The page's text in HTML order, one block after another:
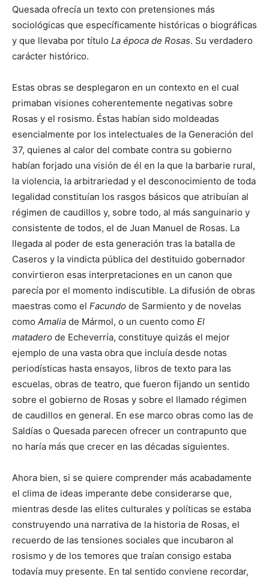
Quesada ofrecía un texto con pretensiones más
sociológicas que específicamente históricas o biográficas
y que llevaba por título La época de Rosas. Su verdadero
carácter histórico.
Estas obras se desplegaron en un contexto en el cual
primaban visiones coherentemente negativas sobre
Rosas y el rosismo. Éstas habían sido moldeadas
esencialmente por los intelectuales de la Generación del
37, quienes al calor del combate contra su gobierno
habían forjado una visión de él en la que la barbarie rural,
la violencia, la arbitrariedad y el desconocimiento de toda
legalidad constituían los rasgos básicos que atribuían al
régimen de caudillos y, sobre todo, al más sanguinario y
consistente de todos, el de Juan Manuel de Rosas. La
llegada al poder de esta generación tras la batalla de
Caseros y la vindicta pública del destituido gobernador
convirtieron esas interpretaciones en un canon que
parecía por el momento indiscutible. La difusión de obras
maestras como el Facundo de Sarmiento y de novelas
como Amalia de Mármol, o un cuento como El
matadero de Echeverría, constituye quizás el mejor
ejemplo de una vasta obra que incluía desde notas
periodísticas hasta ensayos, libros de texto para las
escuelas, obras de teatro, que fueron fijando un sentido
sobre el gobierno de Rosas y sobre el llamado régimen
de caudillos en general. En ese marco obras como las de
Saldías o Quesada parecen ofrecer un contrapunto que
no haría más que crecer en las décadas siguientes.
Ahora bien, si se quiere comprender más acabadamente
el clima de ideas imperante debe considerarse que,
mientras desde las elites culturales y políticas se estaba
construyendo una narrativa de la historia de Rosas, el
recuerdo de las tensiones sociales que incubaron al
rosismo y de los temores que traían consigo estaba
todavía muy presente. En tal sentido conviene recordar,